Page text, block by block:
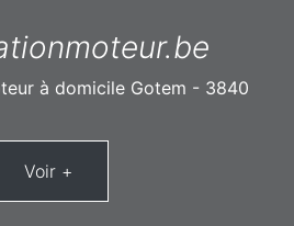
à domicile Gotem - 3840